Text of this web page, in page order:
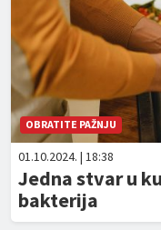
OBRATITE PAŽNJU
01.10.2024. | 18:38
Jedna stvar u
bakterija